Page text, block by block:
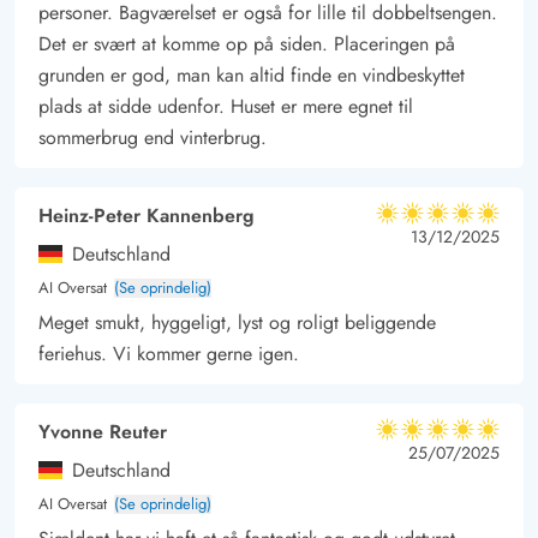
afslapning og sjove aktiviteter for hele familien.
Oplev Jegum Ferieland: Afslapning og aktiviteter
Området omkring Enebærvangen 4 giver jer en bred vifte af
muligheder for spændende oplevelser. Med havet blot 11
kilometer væk og indkøbsmuligheder kun 400 meter derfra, er
unikke, rolige atmosfære i Jegum Ferieland sætter scenen for
en afslappende ferie med mulighed for fantastiske
naturoplevelser lige for døren.
I lokalområdet er der adgang til faciliteter som legepladser,
caféer og dagligvarebutikker, og de omkringliggende
denne beliggenhed er der et væld af oplevelser at udforske
lige rundt om hjørnet.
personer. Bagværelset er også for lille til dobbeltsengen.
Det er svært at komme op på siden. Placeringen på
grunden er god, man kan altid finde en vindbeskyttet
plads at sidde udenfor. Huset er mere egnet til
sommerbrug end vinterbrug.
Heinz-Peter Kannenberg
Deutschland
AI Oversat (Se oprindelig)
5 ud af 5
5 ud af 5
5 out of 5
13/12/2025
Meget smukt, hyggeligt, lyst og roligt beliggende
feriehus. Vi kommer gerne igen.
Yvonne Reuter
Deutschland
AI Oversat (Se oprindelig)
5 ud af 5
5 ud af 5
5 out of 5
25/07/2025